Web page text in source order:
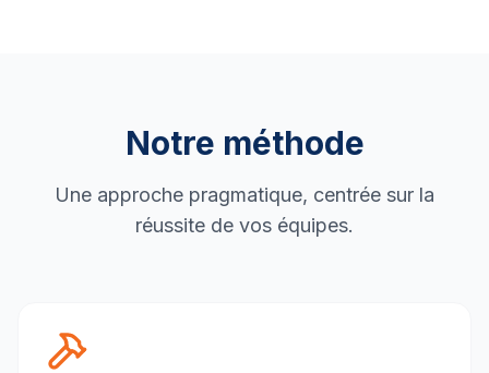
Notre méthode
Une approche pragmatique, centrée sur la
réussite de vos équipes.